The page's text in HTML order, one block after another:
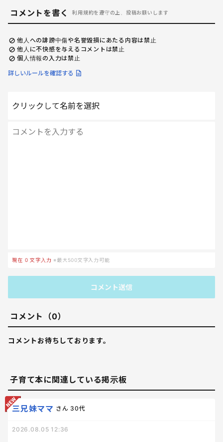
コメントを書く 利用規約を遵守の上、投稿お願いします
他人への誹謗中傷や名誉毀損にあたる内容は禁止
他人に不快感を与えるコメントは禁止
個人情報の入力は禁止
詳しいルールを確認する
クリックして名前を選択
現在 0 文字入力 ※最大500文字入力可能
コメント送信
コメント（0）
コメントお待ちしております。
子育て本に関連している掲示板
三兄妹ママ さん 30代
2026.08.05 12:36